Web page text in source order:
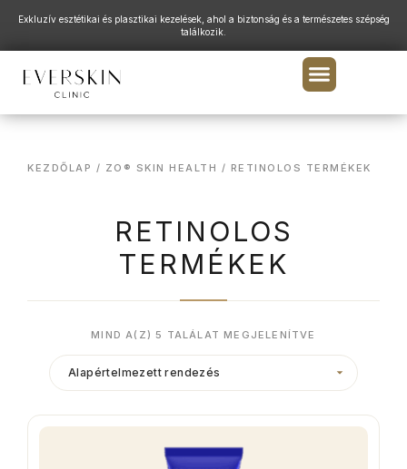
Exkluzív esztétikai és plasztikai kezelések, ahol a biztonság és a természetes szépség
találkozik.
KEZDŐLAP / ZO® SKIN HEALTH / RETINOLOS TERMÉKEK
RETINOLOS
TERMÉKEK
MIND A(Z) 5 TALÁLAT MEGJELENÍTVE